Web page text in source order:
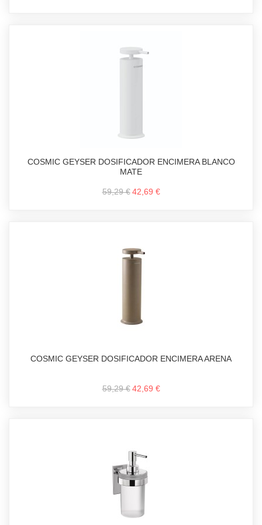
COSMIC GEYSER DOSIFICADOR ENCIMERA BLANCO
MATE
59,29 € 42,69 €
COSMIC GEYSER DOSIFICADOR ENCIMERA ARENA
59,29 € 42,69 €